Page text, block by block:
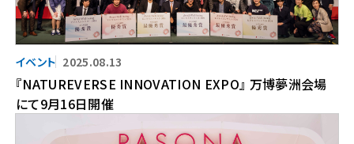
2025.08.13
『NATUREVERSE INNOVATION EXPO』 万博夢洲会場
にて9月16日開催